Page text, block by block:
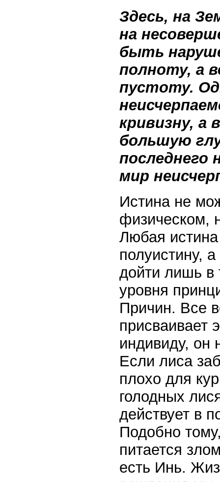
Здесь, на
на
быть
полноту, а
пустоту.
кривизну, а
большую
последнего
мир
Истина не
физическом,
Любая
полуистину,
дойти лишь в
уровня
Причин. Все
присваивает
индивиду, он
Если лиса
плохо для
голодных
действует в
Подобно
питается
есть Инь.